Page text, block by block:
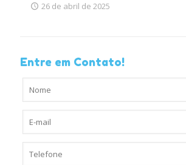
26 de abril de 2025
Entre em Contato!